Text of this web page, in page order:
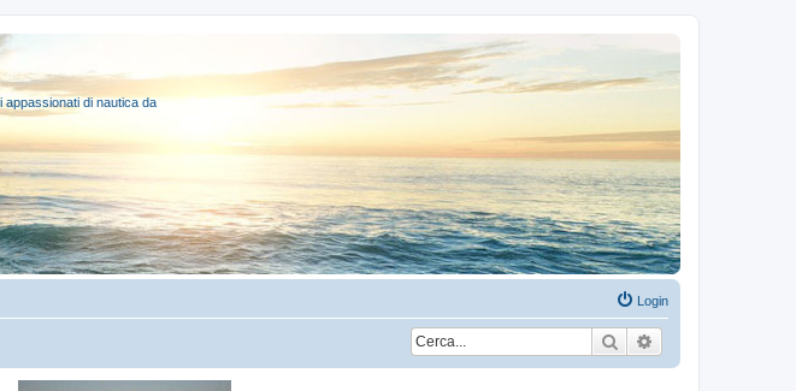
appassionati di nautica da
Login
Cerca